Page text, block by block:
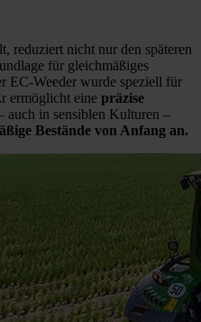
reduziert nicht nur den späteren
für gleichmäßiges
EC-Weeder wurde speziell für
ermöglicht eine präzise
auch in sensiblen Kulturen –
Bestände von Anfang an.